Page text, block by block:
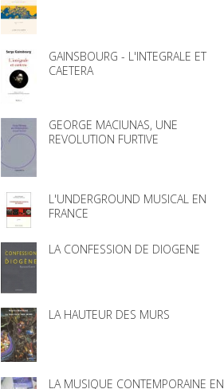
GAINSBOURG - L'INTEGRALE ET
CAETERA
GEORGE MACIUNAS, UNE
REVOLUTION FURTIVE
L'UNDERGROUND MUSICAL EN
FRANCE
LA CONFESSION DE DIOGENE
LA HAUTEUR DES MURS
LA MUSIQUE CONTEMPORAINE EN